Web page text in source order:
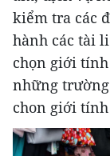
kiểm tra các
hành các tài
chọn giới
những
chon giới